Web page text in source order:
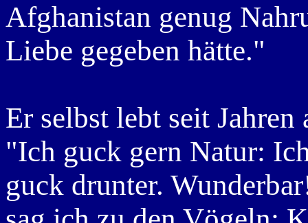
Afghanistan genug
Liebe gegeben hätte."
Er selbst lebt seit
"Ich guck gern Natur:
guck drunter.